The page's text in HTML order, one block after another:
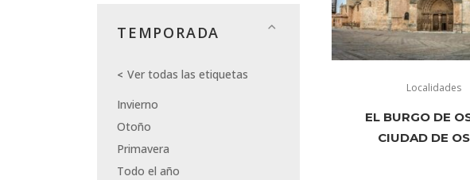
TEMPORADA
Ver todas las etiquetas
Invierno
Otoño
Primavera
Todo el año
Localidades
EL BURGO DE
CIUDAD DE